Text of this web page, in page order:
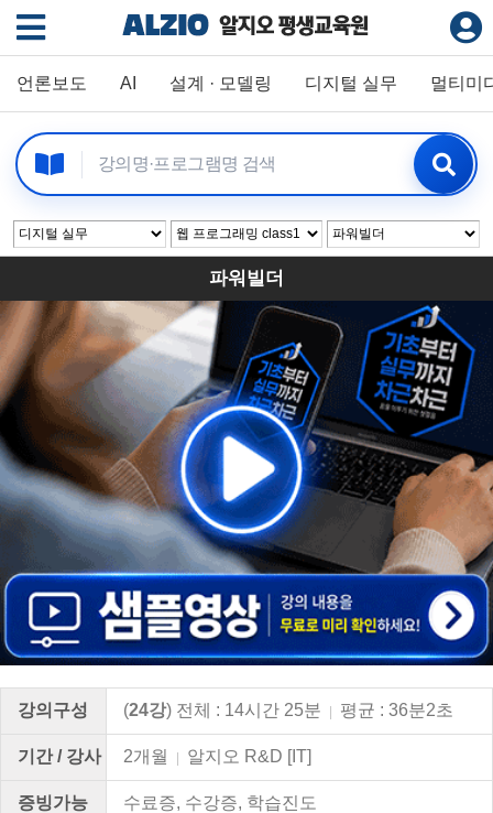
언론보도 AI 설계 · 모델링 디지털 실무 멀티미
파워빌더
강의구성 (24강) 전체 : 14시간 25분 | 평균 : 36분2초
기간 / 강사 2개월 | 알지오 R&D [IT]
증빙가능 수료증, 수강증, 학습진도